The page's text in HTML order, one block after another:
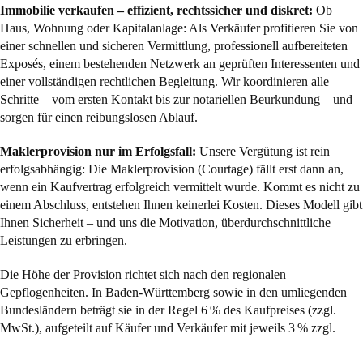
Immobilie verkaufen – effizient, rechtssicher und diskret: Ob
Haus, Wohnung oder Kapitalanlage: Als Verkäufer profitieren Sie von
einer schnellen und sicheren Vermittlung, professionell aufbereiteten
Exposés, einem bestehenden Netzwerk an geprüften Interessenten und
einer vollständigen rechtlichen Begleitung. Wir koordinieren alle
Schritte – vom ersten Kontakt bis zur notariellen Beurkundung – und
sorgen für einen reibungslosen Ablauf.
Maklerprovision nur im Erfolgsfall: Unsere Vergütung ist rein
erfolgsabhängig: Die Maklerprovision (Courtage) fällt erst dann an,
wenn ein Kaufvertrag erfolgreich vermittelt wurde. Kommt es nicht zu
einem Abschluss, entstehen Ihnen keinerlei Kosten. Dieses Modell gibt
Ihnen Sicherheit – und uns die Motivation, überdurchschnittliche
Leistungen zu erbringen.
Die Höhe der Provision richtet sich nach den regionalen
Gepflogenheiten. In Baden-Württemberg sowie in den umliegenden
Bundesländern beträgt sie in der Regel 6 % des Kaufpreises (zzgl.
MwSt.), aufgeteilt auf Käufer und Verkäufer mit jeweils 3 % zzgl.